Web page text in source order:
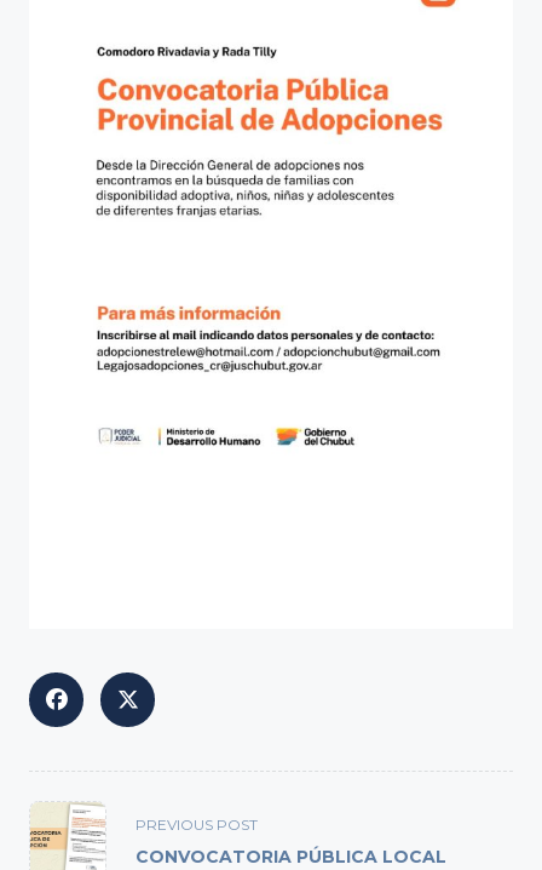
<span
class="nav-
PREVIOUS POST
CONVOCATORIA PÚBLICA LOCAL